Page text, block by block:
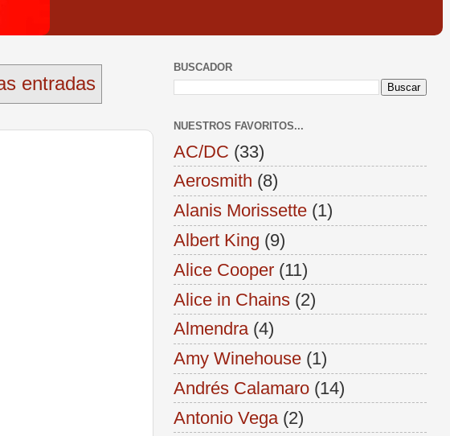
entradas
BUSCADOR
NUESTROS FAVORITOS...
AC/DC (33)
Aerosmith (8)
Alanis Morissette (1)
Albert King (9)
Alice Cooper (11)
Alice in Chains (2)
Almendra (4)
Amy Winehouse (1)
Andrés Calamaro (14)
Antonio Vega (2)